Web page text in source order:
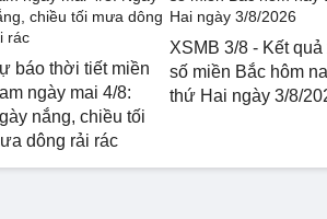
báo thời tiết miền
ngày mai 4/8:
nắng, chiều tối
dông rải rác
XSMB 3/8 - Kết quả
số miền Bắc hôm
thứ Hai ngày 3/8/